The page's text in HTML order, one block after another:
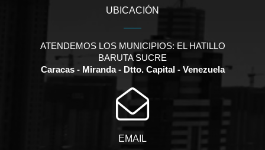
UBICACIÓN
ATENDEMOS LOS MUNICIPIOS: EL HATILLO
BARUTA SUCRE
Caracas - Miranda - Dtto. Capital - Venezuela
EMAIL